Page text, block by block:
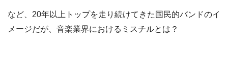
など、20年以上トップを走り続けてきた国民的バンドのイ
メージだが、音楽業界におけるミスチルとは？